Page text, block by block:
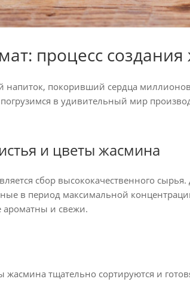
процесс
напиток, покоривший сердца
погрузимся в удивительный мир
и цветы жасмина
сбор высококачественного
в период максимальной
ароматны и свежи.
тщательно сортируются и